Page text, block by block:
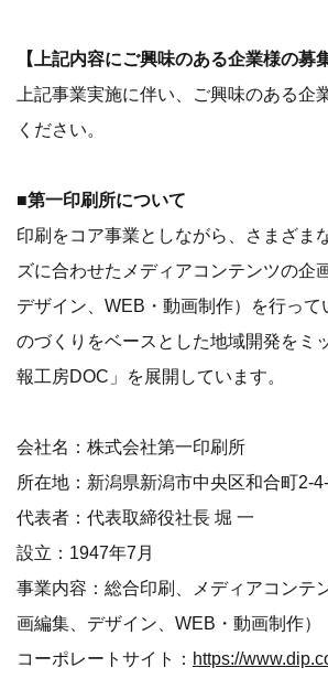
【上記内容にご興味のある企業様の募集
上記事業実施に伴い、ご興味のある企
ください。
■第一印刷所について
印刷をコア事業としながら、さまざま
ズに合わせたメディアコンテンツの企
デザイン、WEB・動画制作）を行って
のづくりをベースとした地域開発をミ
報工房DOC」を展開しています。
会社名：株式会社第一印刷所
所在地：新潟県新潟市中央区和合町2-
代表者：代表取締役社長 堀 一
設立：1947年7月
事業内容：総合印刷、メディアコンテ
画編集、デザイン、WEB・動画制作）
コーポレートサイト： https://